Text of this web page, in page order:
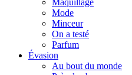
Maquillage
Mode
Minceur
On a testé
Parfum
Évasion
Au bout du monde